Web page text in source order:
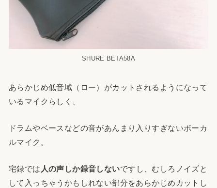
SHURE BETA58A
あらかじめ低音域（ロー）がカットされるようになって
いるマイクらしく、
ドラムやベースなどの音があんまり入りすぎないボーカ
ルマイク。
宅録では 人の声しか録音しないですし、むしろノイズと
して入っちゃうかもしれない部分をあらかじめカットし